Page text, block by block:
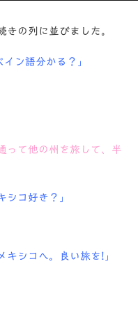
きの列に並びました。
イン語分かる？」
って他の州を旅して、半
シコ好き？」
キシコへ。良い旅を ! 」